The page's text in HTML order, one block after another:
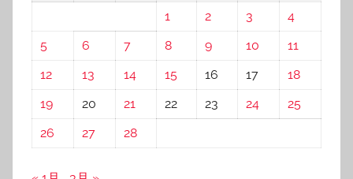
1
2 3
4
5
6 7 8 9 10
11
12
13 14 15 16 17
18
19
20 21 22 23 24
25
26
27 28